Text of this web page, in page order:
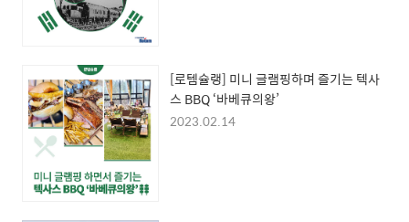
[로템슐랭] 미니 글램핑하며 즐기는 텍사
스 BBQ ‘바베큐의왕’
2023.02.14